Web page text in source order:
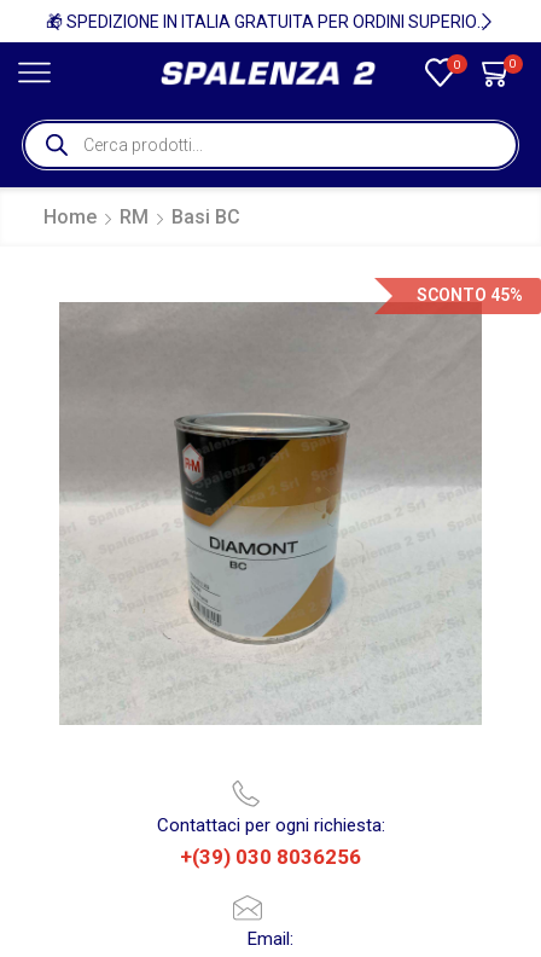
🎁 SPEDIZIONE IN ITALIA GRATUITA PER ORDINI SUPERIORI A 750€ + IVA 🎁
0 0
Home RM Basi BC
SCONTO 45%
Contattaci per ogni richiesta:
+(39) 030 8036256
Email: